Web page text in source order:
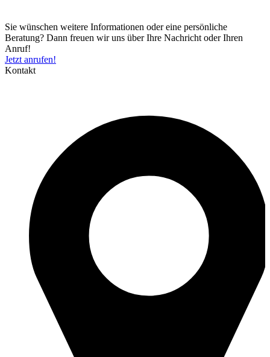
Sie wünschen weitere Informationen oder eine persönliche
Beratung? Dann freuen wir uns über Ihre Nachricht oder Ihren
Anruf!
Jetzt anrufen!
Kontakt